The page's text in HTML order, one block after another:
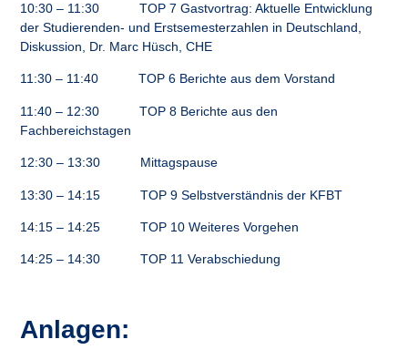
10:30 – 11:30 TOP 7 Gastvortrag: Aktuelle Entwicklung
der Studierenden- und Erstsemesterzahlen in Deutschland,
Diskussion, Dr. Marc Hüsch, CHE
11:30 – 11:40 TOP 6 Berichte aus dem Vorstand
11:40 – 12:30 TOP 8 Berichte aus den
Fachbereichstagen
12:30 – 13:30 Mittagspause
13:30 – 14:15 TOP 9 Selbstverständnis der KFBT
14:15 – 14:25 TOP 10 Weiteres Vorgehen
14:25 – 14:30 TOP 11 Verabschiedung
Anlagen: